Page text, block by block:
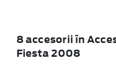
8 accesorii în
Fiesta 2008